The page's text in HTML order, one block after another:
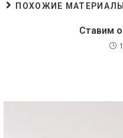
ПОХОЖИЕ
Ставим